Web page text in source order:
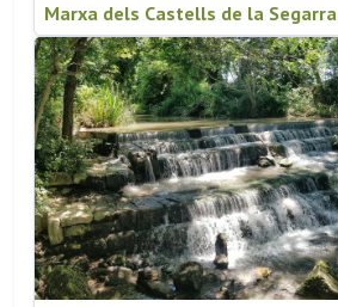
Marxa dels Castells de la Segarra